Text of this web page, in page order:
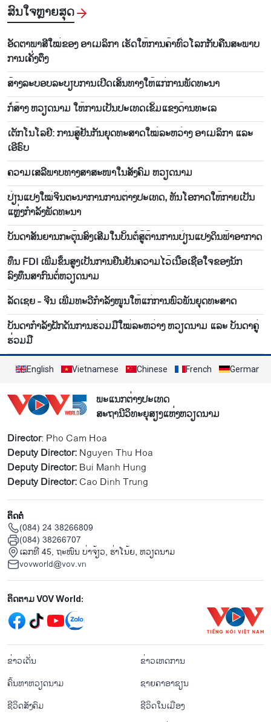
ສົນ​ໃຈ​ຫຼາຍ​ສຸດ
ອັດ​ຕາ​ພາ​ສີ​ໃໝ່​ຂອງ ອາ​ເມ​ລິ​ກາ​ ເຮັດ​ໃຫ້​ການ​ຄ້າ​ທົ່ວ​ໂລກ​ກັບ​ຄືນ​ສະ​ພາບ​
ການ​ເຄັ່ງ​ຕຶງ
ສ້າງ​ລະ​ບອບ​ລະ​ບຽບ​ການ​ເປີດ​ເສັ້ນ​ທາງ​ໃຫ້​ແກ່​ການ​ພັດ​ທະ​ນາ
ກໍ່ສ້າງ ຫວຽດນາມ ໃຫ້ການເປັນປະເທດເຂັ້ມແຂງດ້ານທະເລ
ເຕັກ​ໂນ​ໂລ​ຢີ: ການ​ສູ້​ຢັນ​ກັນ​ຍຸດ​ທະ​ສາດ​ໃໝ່​ລະ​ຫວ່າງ ອາ​ເມ​ລິ​ກາ ແລະ
ເອີ​ຣົບ
ຄວາມ​ເສ​ລີ​ພາບ​ທາງສາ​ສະ​ໜາ​ໃນ​ສັງ​ຄົມ ຫວຽດ​ນາມ
ປ່ຽນແປງໃໝ່ຈິນຕະນາການການຕ່າງປະເທດ, ຫັນໂອກາດໃຫ້ກາຍເປັນ
ແຫຼ່ງກຳລັງພັດທະນາ
ບັນ​ດາ​ສັນ​ຍານກະ​ຕຸ້ນ​ສົ່ງ​ເສີມ​ໃນ​ບັ້ນ​ຕໍ່​ສູ້​ຕ້ານ​ການ​ປ່ຽນ​ແປງ​ດິນ​ຟ້າ​ອາ​ກາດ
ທຶນ FDI ເພີ່ມຂຶ້ນສູງເປັນການຢືນຢັນຄວາມໄວ້ເນື້ອເຊື່ອໃຈຂອງນັກ
ລົງທຶນສາກົນຕໍ່ຫວຽດນາມ
ລັດເຊຍ - ຈີນ ເພີ່ມທະວີກຳລັງໜູນໃຫ້ແກ່ການພົວພັນຍຸດທະສາດ
ບັນ​ດາ​ກຳ​ລັງ​ຝັກ​ດັນ​ການ​ຮ່ວມ​ມື​ໃໝ່​ລະ​ຫວ່າງ ຫວຽດ​ນາມ ແລະ ບັນ​ດາ​ຄູ່​
ຮ່ວມ​ມື
English Vietnamese Chinese French German
ພະແນກຕ່າງປະເທດ
ສະຖານີວິທະຍຸສຽງແຫ່ງຫວຽດນາມ
Director: Pho Cam Hoa
Deputy Director:Nguyen Thu Hoa
Deputy Director:Bui Manh Hung
Deputy Director:Cao Dinh Trung
ຕິດຕໍ່
(084) 24 38266809
(084) 38266707
ເລກທີ 45, ຖະໜົນ ບ່າ​ຈ້ຽວ, ຮ່າ​ໂນ້ຍ, ຫວຽດນາມ
vovworld@vov.vn
Mạng xã hội
ຕິດຕາມ VOV World:
menu footer tiếng Lào
ຂ່າວເດັ່ນ
ຂ່າວເຫດການ
ຄົ້ນຫາຫວຽດນາມ
ຊາຍຄາອາຊຽນ
ຊີ​ວິດ​ສັງ​ຄົມ
ຊີ​ວິດ​ໃນ​ເມືອງ